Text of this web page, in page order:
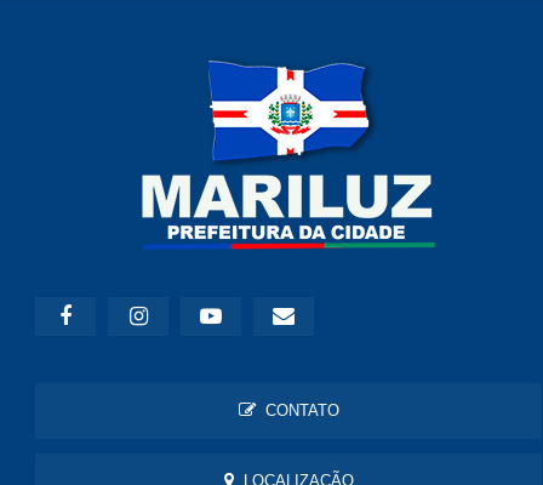
CONTATO
LOCALIZAÇÃO